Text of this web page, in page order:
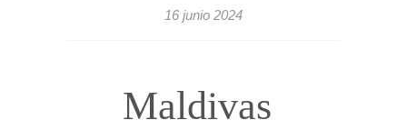
16 junio 2024
Maldivas